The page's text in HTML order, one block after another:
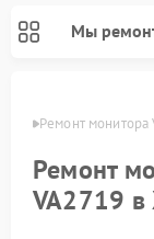
Мы
Ремонт монитора
Ремонт
VA2719 в